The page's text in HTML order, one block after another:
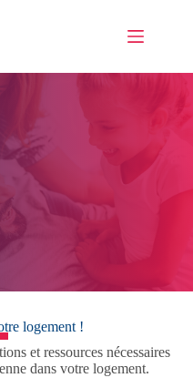
logement !
et ressources nécessaires
dans votre logement.